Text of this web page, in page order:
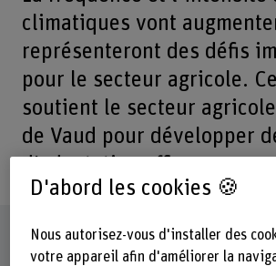
climatiques vont
représenteront des défis
pour le secteur agricole.
soutient le secteur
de Vaud pour développer
d'adaptation efficaces.
Fiche signalétique
D'abord les cookies 🍪
Nous autorisez-vous d'installer des
votre appareil afin d'améliorer la